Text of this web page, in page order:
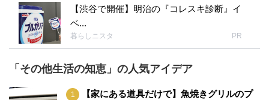
【渋谷で開催】明治の『コレスキ診断』イ
ベ...
暮らしニスタ PR
「その他生活の知恵」の人気アイデア
【家にある道具だけで】魚焼きグリルのプ